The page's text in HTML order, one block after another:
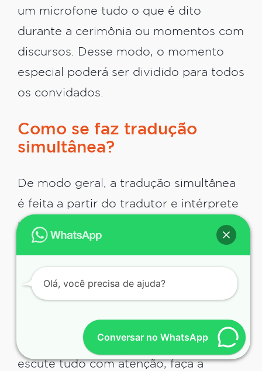
um microfone tudo o que é dito
durante a cerimônia ou momentos com
discursos. Desse modo, o momento
especial poderá ser dividido para todos
os convidados.
Como se faz tradução
simultânea?
De modo geral, a tradução simultânea
é feita a partir do tradutor e intérprete
repetindo o que o orador já disse, só
que em outra língua. É preciso destacar
que para ser considerado tradução
simultânea a mensagem do orador
Para esse trabalho é preciso que ele
escute tudo com atenção, faça a
Conversar no WhatsApp
Olá, você precisa de ajuda?